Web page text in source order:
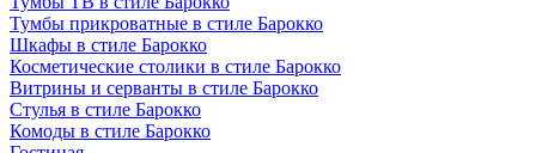
Тумбы прикроватные в стиле Барокко
Шкафы в стиле Барокко
Косметические столики в стиле Барокко
Витрины и серванты в стиле Барокко
Стулья в стиле Барокко
Комоды в стиле Барокко